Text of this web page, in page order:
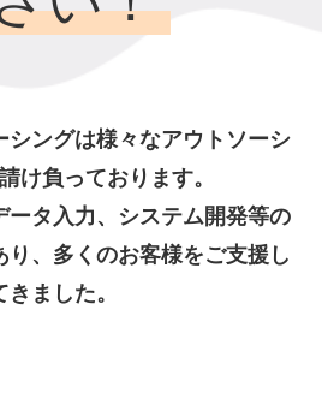
シングは様々なアウトソーシ
け負っております。
ータ入力、システム開発等の
り、多くのお客様をご支援し
きました。